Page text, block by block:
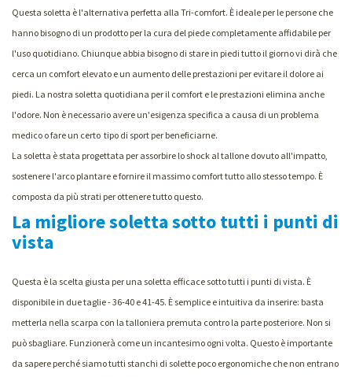
Questa soletta è l'alternativa perfetta alla Tri-comfort. È ideale per le persone che
hanno bisogno di un prodotto per la cura del piede completamente affidabile per
l'uso quotidiano. Chiunque abbia bisogno di stare in piedi tutto il giorno vi dirà che
cerca un comfort elevato e un aumento delle prestazioni per evitare il dolore ai
piedi. La nostra soletta quotidiana per il comfort e le prestazioni elimina anche
l'odore. Non è necessario avere un'esigenza specifica a causa di un problema
medico o fare un certo tipo di sport per beneficiarne.
La soletta è stata progettata per assorbire lo shock al tallone dovuto all'impatto,
sostenere l'arco plantare e fornire il massimo comfort tutto allo stesso tempo. È
composta da più strati per ottenere tutto questo.
La migliore soletta sotto tutti i punti di
vista
Questa è la scelta giusta per una soletta efficace sotto tutti i punti di vista. È
disponibile in due taglie - 36-40 e 41-45. È semplice e intuitiva da inserire: basta
metterla nella scarpa con la talloniera premuta contro la parte posteriore. Non si
può sbagliare. Funzionerà come un incantesimo ogni volta. Questo è importante
da sapere perché siamo tutti stanchi di solette poco ergonomiche che non entrano